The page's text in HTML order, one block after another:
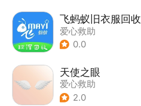
飞蚂蚁旧衣服回收
爱心救助
0.0
天使之眼
爱心救助
2.0